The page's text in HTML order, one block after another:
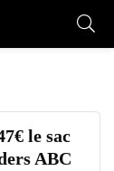
le sac
ABC